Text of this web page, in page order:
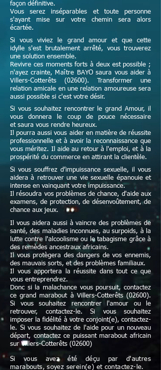
façon définitive.
Vous serez inséparables et toute personne
s'ayant mise sur votre chemin sera alors
écartée.
Si vous viviez le grand amour et que cette
idylle s'est brutalement arrêté, vous trouverez
une solution ensemble.
Revivre ces moments forts à deux est possible ;
n'ayez crainte,
Maître BAYO saura vous aider à
Villers-Cotterêts (02600). Transformer une
relation amicale en une relation amoureuse sera
aussi possible si c'est votre désir.
Si vous souhaitez rencontrer le grand Amour, il
vous donnera le coup de pouce nécessaire
et saura vous rendre heureux.
Il pourra aussi vous aider en matière de réussite
professionnelle et à avoir la reconnaissance que
vous méritez. Il aide au retour à l'emploi, et à la
prospérité du commerce en attirant la clientèle.
Si vous souffrez d’impuissance sexuelle, il vous
aidera à retrouver une vie sexuelle épanouie et
intense en vainquant votre impuissance.
Il résoudra vos problèmes de chance, d'aide aux
examens, de protection, de désenvoûtement, de
chance aux jeux.
Il vous aidera aussi à vaincre des problèmes de
santé, des maladies inconnues, au surpoids, à la
lutte contre l'alcoolisme ou le tabagisme grâce à
des remèdes ancestraux africains.
Il vous protègera des dangers de vos ennemis,
des mauvais sorts, et des problèmes familiaux.
Il vous apportera la réussite dans tout ce que
vous entreprendrez.
Donc si la malachance vous poursuit, contactez
ce grand marabout à Villers-Cotterêts (02600).
Si vous souhaitez rencontrer l'amour ou le
retrouver, contactez-le. Si vous souhaitez
imposer la fidélité à votre conjoint(e), contactez-
le. Si vous souhaitez de l'aide pour un nouveau
départ, contactez ce puissant marabout africain
sur Villers-Cotterêts (02600)
Si vous avez été déçu par d'autres
marabouts, soyez serein(e) et contactez-le.